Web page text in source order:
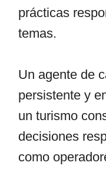
prácticas
temas.
Un agente de
persistente y
un turismo
decisiones
como